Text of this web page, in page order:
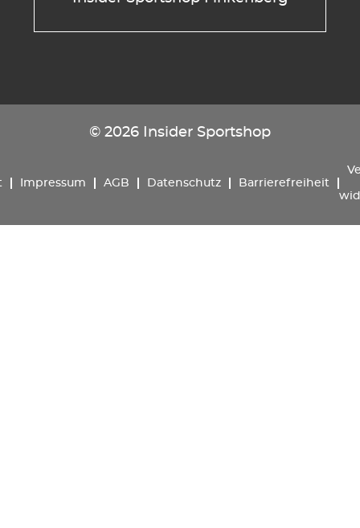
© 2026 Insider Sportshop
Impressum AGB Datenschutz Barrierefreiheit